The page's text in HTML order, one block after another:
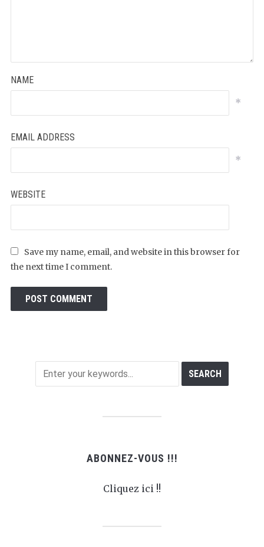
NAME
*
EMAIL ADDRESS
*
WEBSITE
Save my name, email, and website in this browser for
the next time I comment.
ABONNEZ-VOUS !!!
Cliquez ici !!